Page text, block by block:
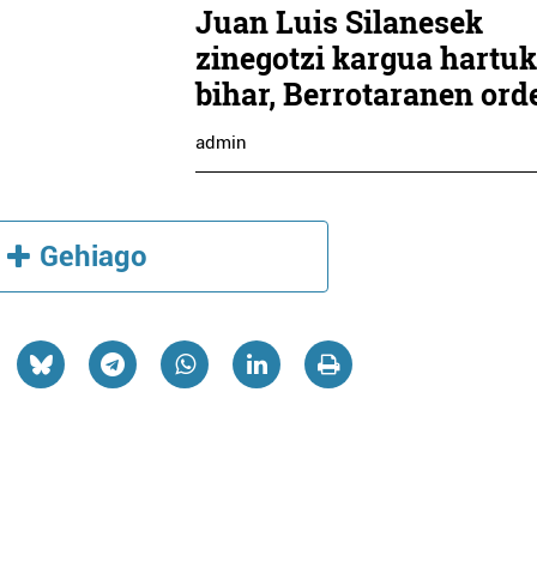
Juan Luis Silanesek
zinegotzi kargua
bihar, Berrotaranen
admin
Gehiago